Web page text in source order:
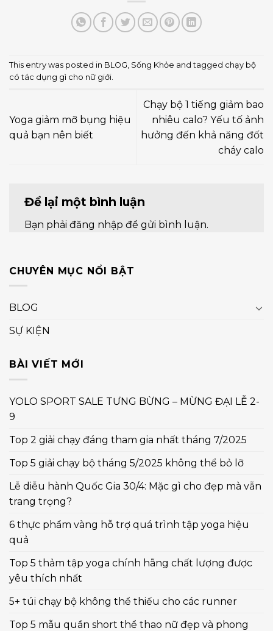
This entry was posted in BLOG, Sống Khỏe and tagged chạy bộ
có tác dụng gì cho nữ giới.
Yoga giảm mỡ bụng hiệu
quả bạn nên biết
Chạy bộ 1 tiếng giảm bao
nhiêu calo? Yếu tố ảnh
hưởng đến khả năng đốt
cháy calo
Để lại một bình luận
Bạn phải đăng nhập để gửi bình luận.
CHUYÊN MỤC NỔI BẬT
BLOG
SỰ KIỆN
BÀI VIẾT MỚI
YOLO SPORT SALE TƯNG BỪNG – MỪNG ĐẠI LỄ 2-
9
Top 2 giải chạy đáng tham gia nhất tháng 7/2025
Top 5 giải chạy bộ tháng 5/2025 không thể bỏ lỡ
Lễ diễu hành Quốc Gia 30/4: Mặc gì cho đẹp mà vẫn
trang trọng?
6 thực phẩm vàng hỗ trợ quá trình tập yoga hiệu
quả
Top 5 thảm tập yoga chính hãng chất lượng được
yêu thích nhất
5+ túi chạy bộ không thể thiếu cho các runner
Top 5 mẫu quần short thể thao nữ đẹp và phong